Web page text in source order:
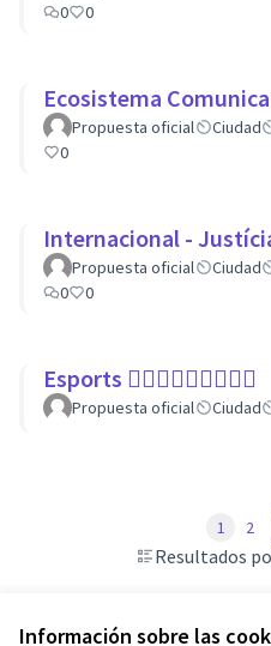
Información sobre las
0
0
Ecosistema
Propuesta oficial Ciudad
0
Internacional -
Propuesta oficial Ciudad
0
0
Esports 🏃🏾‍♀⛹🏼‍♀🏄🏼‍♂
Propuesta oficial Ciudad
Resultados
1 2